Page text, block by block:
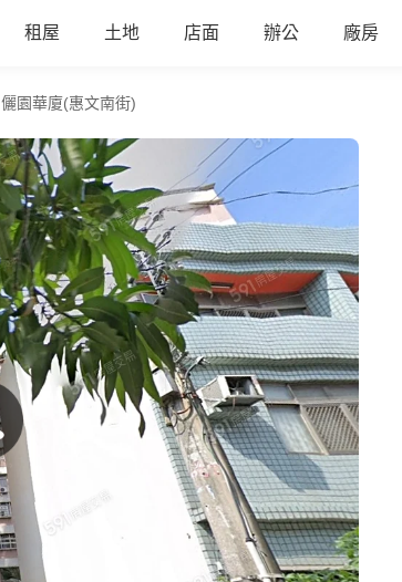
租屋 土地 店面 辦公 廠房
儷園華廈(惠文南街)